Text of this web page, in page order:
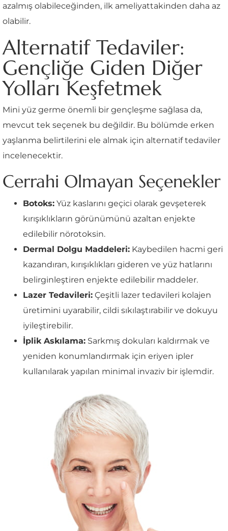
azalmış olabileceğinden, ilk ameliyattakinden daha az
olabilir.
Alternatif Tedaviler:
Gençliğe Giden Diğer
Yolları Keşfetmek
Mini yüz germe önemli bir gençleşme sağlasa da,
mevcut tek seçenek bu değildir. Bu bölümde erken
yaşlanma belirtilerini ele almak için alternatif tedaviler
incelenecektir.
Cerrahi Olmayan Seçenekler
Botoks: Yüz kaslarını geçici olarak gevşeterek
kırışıklıkların görünümünü azaltan enjekte
edilebilir nörotoksin.
Dermal Dolgu Maddeleri: Kaybedilen hacmi geri
kazandıran, kırışıklıkları gideren ve yüz hatlarını
belirginleştiren enjekte edilebilir maddeler.
Lazer Tedavileri: Çeşitli lazer tedavileri kolajen
üretimini uyarabilir, cildi sıkılaştırabilir ve dokuyu
iyileştirebilir.
İplik Askılama: Sarkmış dokuları kaldırmak ve
yeniden konumlandırmak için eriyen ipler
kullanılarak yapılan minimal invaziv bir işlemdir.